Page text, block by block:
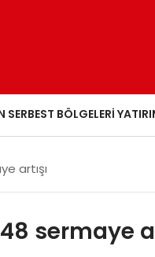
SERBEST BÖLGELERI
artışı
sermaye